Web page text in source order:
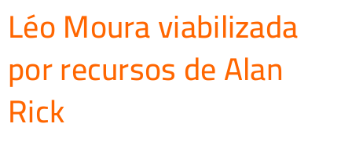
Léo Moura viabilizada
por recursos de Alan
Rick